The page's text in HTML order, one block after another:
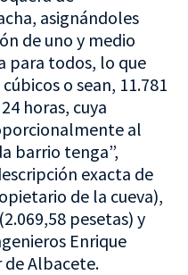
asignándoles
de uno y medio
para todos, lo que
o sean, 11.781
horas, cuya
al
barrio tenga”,
exacta de
de la cueva),
pesetas) y
Enrique
de Albacete.